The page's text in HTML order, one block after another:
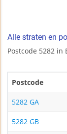
Alle straten en
Postcode 5282 in
Postcode
5282 GA
5282 GB